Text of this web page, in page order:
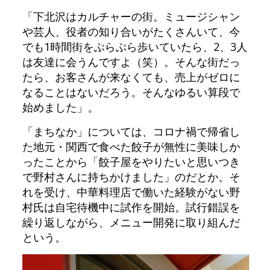
「下北沢はカルチャーの街。ミュージシャン
や芸人、役者の知り合いがたくさんいて、今
でも1時間街をぷらぷら歩いていたら、2、3人
は友達に会うんですよ（笑）。そんな街だっ
たら、お客さんが来なくても、売上がゼロに
なることはないだろう。そんなゆるい算段で
始めました」。
「まちなか」については、コロナ禍で帰省し
た地元・関西で食べた餃子が無性に美味しか
ったことから「餃子屋をやりたいと思いつき
で野村さんに持ちかけました」のだとか。そ
れを受け、中華料理店で働いた経験がない野
村氏は自宅待機中に試作を開始。試行錯誤を
繰り返しながら、メニュー開発に取り組んだ
という。